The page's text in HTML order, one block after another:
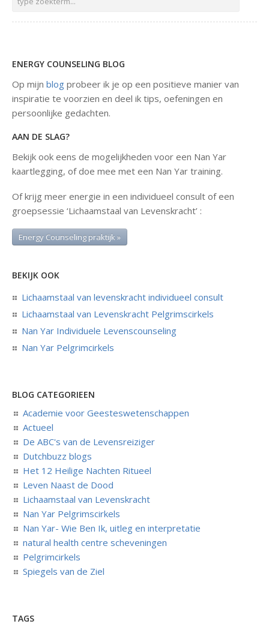
ENERGY COUNSELING BLOG
Op mijn blog probeer ik je op een positieve manier van
inspiratie te voorzien en deel ik tips, oefeningen en
persoonlijke gedachten.
AAN DE SLAG?
Bekijk ook eens de mogelijkheden voor een Nan Yar
kaartlegging, of doe mee met een Nan Yar training.
Of krijg meer energie in een individueel consult of een
groepsessie ‘Lichaamstaal van Levenskracht’ :
Energy Counseling praktijk »
BEKIJK OOK
Lichaamstaal van levenskracht individueel consult
Lichaamstaal van Levenskracht Pelgrimscirkels
Nan Yar Individuele Levenscounseling
Nan Yar Pelgrimcirkels
BLOG CATEGORIEEN
Academie voor Geesteswetenschappen
Actueel
De ABC's van de Levensreiziger
Dutchbuzz blogs
Het 12 Heilige Nachten Ritueel
Leven Naast de Dood
Lichaamstaal van Levenskracht
Nan Yar Pelgrimscirkels
Nan Yar- Wie Ben Ik, uitleg en interpretatie
natural health centre scheveningen
Pelgrimcirkels
Spiegels van de Ziel
TAGS